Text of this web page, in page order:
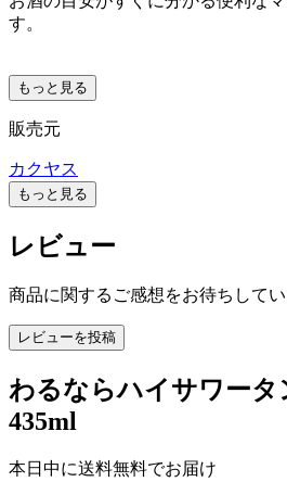
す。
もっと見る
販売元
カクヤス
もっと見る
レビュー
商品に関するご感想をお待ちして
レビューを投稿
わるならハイサワータ
435ml
本日中に送料無料でお届け